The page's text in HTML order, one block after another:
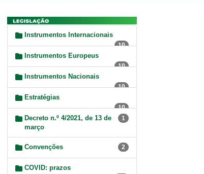
Instrumentos Internacionais
10
Instrumentos Europeus
10
Instrumentos Nacionais
10
Estratégias
10
Decreto n.º 4/2021, de 13 de
março
1
Convenções 2
COVID: prazos